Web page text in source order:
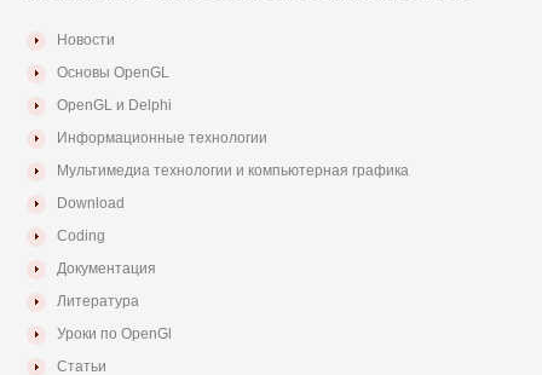
Новости
Основы OpenGL
OpenGL и Delphi
Информационные технологии
Мультимедиа технологии и компьютерная графика
Download
Coding
Документация
Литература
Уроки по OpenGl
Статьи